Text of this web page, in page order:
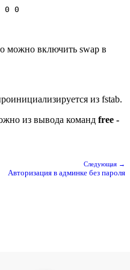
0 0
можно включить swap в
из fstab.
из вывода команд free -
Следующая →
Авторизация в админке без пароля